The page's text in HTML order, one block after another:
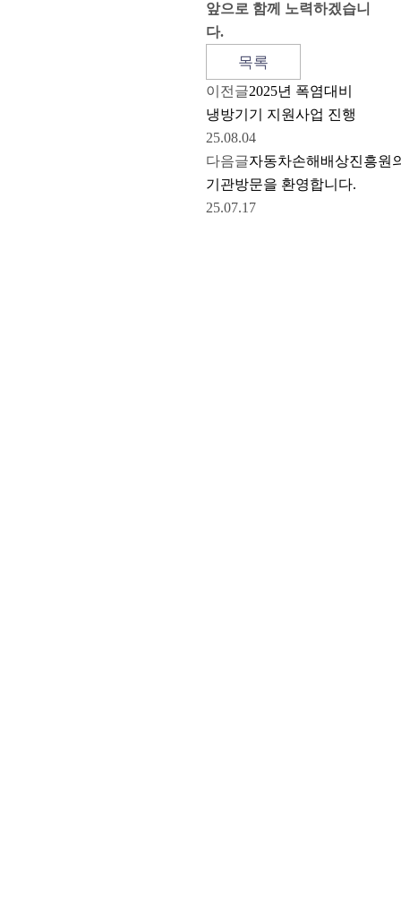
앞으로 함께 노력하겠습니
다.
목록
이전글2025년 폭염대비
냉방기기 지원사업 진행
25.08.04
다음글자동차손해배상진흥원
기관방문을 환영합니다.
25.07.17